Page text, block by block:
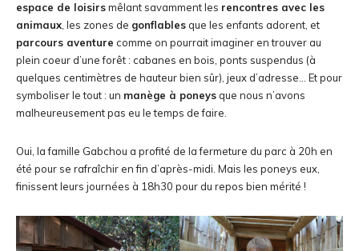
espace de loisirsmêlant savamment les rencontres avec les
animaux , les zones de gonflables que les enfants adorent, et
parcours aventure comme on pourrait imaginer en trouver au
plein coeur d’une forêt : cabanes en bois, ponts suspendus (à
quelques centimètres de hauteur bien sûr), jeux d’adresse… Et pour
symboliser le tout : un manège à poneys que nous n’avons
malheureusement pas eu le temps de faire.
Oui, la famille Gabchou a profité de la fermeture du parc à 20h en
été pour se rafraîchir en fin d’après-midi. Mais les poneys eux,
finissent leurs journées à 18h30 pour du repos bien mérité !